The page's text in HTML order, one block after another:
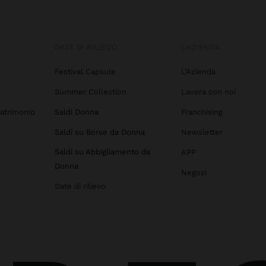
Festival Capsule
Summer Collection
Saldi Donna
Saldi su Borse da Donna
Saldi su Abbigliamento da
Donna
Date di rilievo
L'Azienda
Lavora con noi
Franchising
Newsletter
APP
Negozi